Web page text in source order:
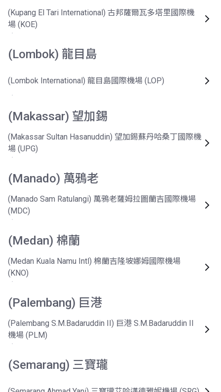
(Kupang El Tari International) 古邦薩爾瓦多塔里國際機
場 (KOE)
(Lombok) 龍目島
(Lombok International) 龍目島國際機場 (LOP)
(Makassar) 望加錫
(Makassar Sultan Hasanuddin) 望加錫蘇丹哈桑丁國際機
場 (UPG)
(Manado) 萬鴉老
(Manado Sam Ratulangi) 萬鴉老薩姆拉圖蘭吉國際機場
(MDC)
(Medan) 棉蘭
(Medan Kuala Namu Intl) 棉蘭吉隆坡娜姆國際機場
(KNO)
(Palembang) 巨港
(Palembang S.M.Badaruddin II) 巨港 S.M.Badaruddin II
機場 (PLM)
(Semarang) 三寶瓏